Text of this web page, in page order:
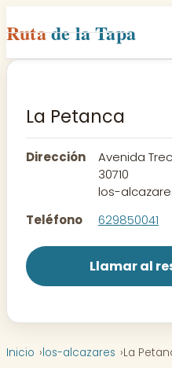
Rutade la Tapa
Inicio
Rutas
Contacto
La Petanca
Dirección
Avenida
30710
los-
Teléfono
629850041
Llamar al
Inicio los-alcazares La